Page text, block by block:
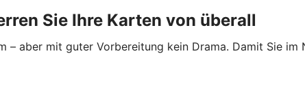
Sie Ihre Karten von überall
– aber mit guter Vorbereitung kein Drama. Damit Sie